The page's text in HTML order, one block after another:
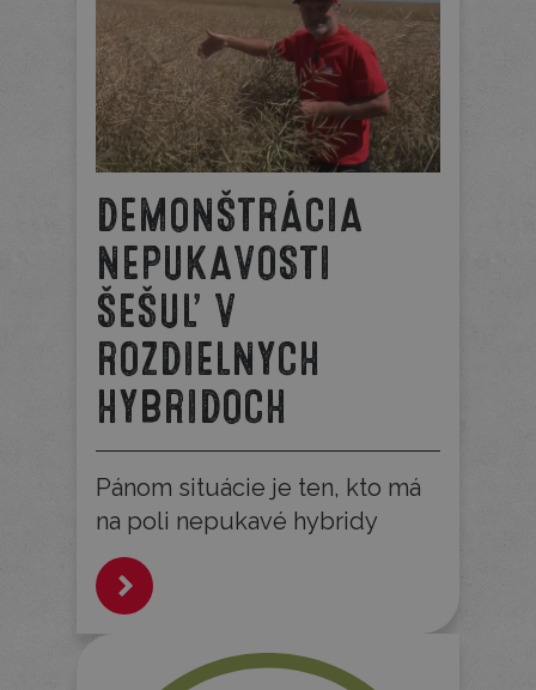
DEMONŠTRÁCIA
NEPUKAVOSTI
ŠEŠUĽ V
ROZDIELNYCH
HYBRIDOCH
Pánom situácie je ten, kto má
na poli nepukavé hybridy